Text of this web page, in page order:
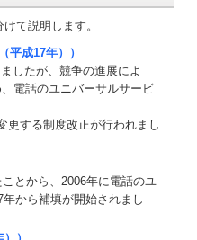
て説明します。
平成17年））
したが、競争の進展によ
電話のユニバーサルサービ
する制度改正が行われまし
とから、2006年に電話のユ
から補填が開始されまし